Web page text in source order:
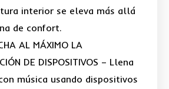
interior se eleva más allá
de confort.
AL MÁXIMO LA
DE DISPOSITIVOS – Llena
música usando dispositivos